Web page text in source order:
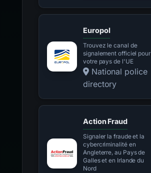
Europol
Trouvez le canal de
signalement officiel pour
votre pays de l'UE
National police
directory
Action Fraud
Signaler la fraude et la
cybercriminalité en
Angleterre, au Pays de
Galles et en Irlande du
Nord